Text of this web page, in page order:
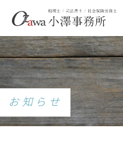
お知らせ